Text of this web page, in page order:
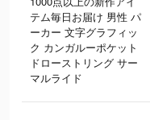
テム毎日お届け 男性 パ
ーカー 文字グラフィッ
ク カンガルーポケット
ドローストリング サー
マルライド